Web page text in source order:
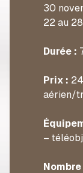
30
22 au
Durée :
Prix :
aérien/
–